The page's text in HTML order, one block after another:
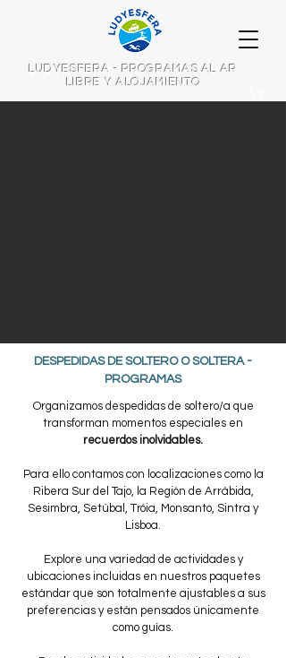
LUDYESFERA - PROGRAMAS AL AR
LIBRE Y ALOJAMIENTO
DESPEDIDAS DE SOLTERO O SOLTERA -
PROGRAMAS
Organizamos despedidas de soltero/a que
transforman momentos especiales en
recuerdos inolvidables.
Para ello contamos con localizaciones como la
Ribera Sur del Tajo, la Región de Arrábida,
Sesimbra, Setúbal, Tróia, Monsanto, Sintra y
Lisboa.
Explore una variedad de actividades y
ubicaciones incluidas en nuestros paquetes
estándar que son totalmente ajustables a sus
preferencias y están pensados ​​únicamente
como guías.